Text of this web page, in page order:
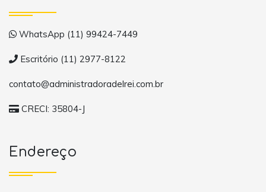
WhatsApp (11) 99424-7449
Escritório (11) 2977-8122
contato@administradoradelrei.com.br
CRECI: 35804-J
Endereço